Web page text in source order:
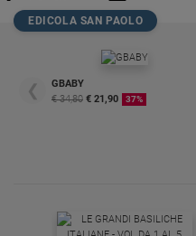
Cinema,
Tv
Libri
EDICOLA SAN PAOLO
❮
GBABY
€ 34,80 € 21,90 37%